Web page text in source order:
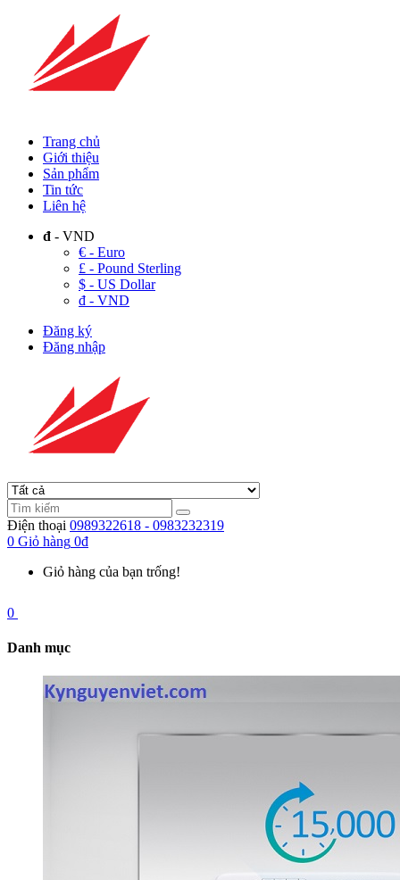
Trang chủ
Giới thiệu
Sản phẩm
Tin tức
Liên hệ
đ - VND
€ - Euro
£ - Pound Sterling
$ - US Dollar
đ - VND
Đăng ký
Đăng nhập
Điện thoại 0989322618 - 0983232319
0 Giỏ hàng 0đ
Giỏ hàng của bạn trống!
0
Danh mục